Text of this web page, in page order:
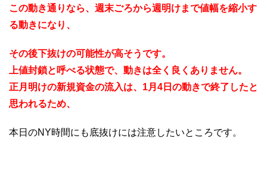
この動き通りなら、週末ごろから週明けまで値幅を縮小す
る動きになり、
その後下抜けの可能性が高そうです。
上値封鎖と呼べる状態で、動きは全く良くありません。
正月明けの新規資金の流入は、1月4日の動きで終了したと
思われるため、
本日のNY時間にも底抜けには注意したいところです。